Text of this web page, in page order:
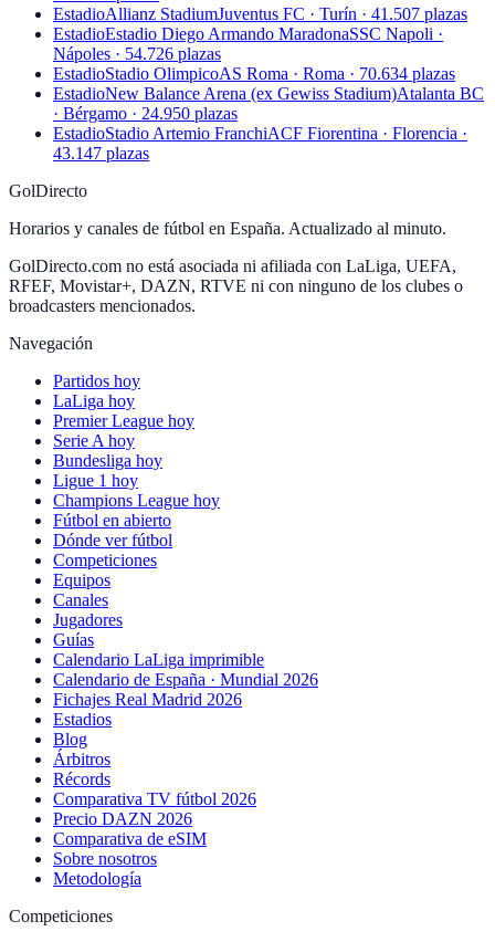
EstadioAllianz StadiumJuventus FC · Turín · 41.507 plazas
EstadioEstadio Diego Armando MaradonaSSC Napoli ·
Nápoles · 54.726 plazas
EstadioStadio OlimpicoAS Roma · Roma · 70.634 plazas
EstadioNew Balance Arena (ex Gewiss Stadium)Atalanta BC
· Bérgamo · 24.950 plazas
EstadioStadio Artemio FranchiACF Fiorentina · Florencia ·
43.147 plazas
GolDirecto
Horarios y canales de fútbol en España. Actualizado al minuto.
GolDirecto.com no está asociada ni afiliada con LaLiga, UEFA,
RFEF, Movistar+, DAZN, RTVE ni con ninguno de los clubes o
broadcasters mencionados.
Navegación
Partidos hoy
LaLiga hoy
Premier League hoy
Serie A hoy
Bundesliga hoy
Ligue 1 hoy
Champions League hoy
Fútbol en abierto
Dónde ver fútbol
Competiciones
Equipos
Canales
Jugadores
Guías
Calendario LaLiga imprimible
Calendario de España · Mundial 2026
Fichajes Real Madrid 2026
Estadios
Blog
Árbitros
Récords
Comparativa TV fútbol 2026
Precio DAZN 2026
Comparativa de eSIM
Sobre nosotros
Metodología
Competiciones